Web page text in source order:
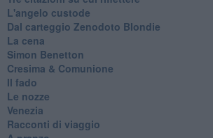
L'angelo custode
Dal carteggio Zenodoto Blondie
La cena
Simon Benetton
Cresima & Comunione
Il fado
Le nozze
Venezia
Racconti di viaggio